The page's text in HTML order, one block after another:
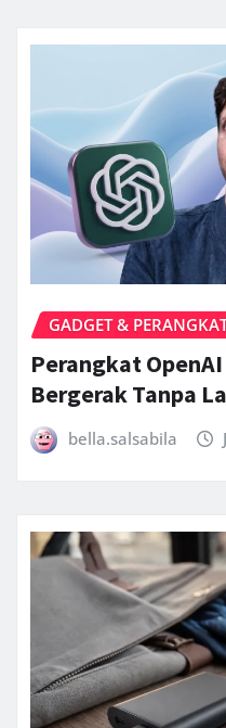
GADGET &
Perangkat
Bergerak Tanpa
bella.salsabila